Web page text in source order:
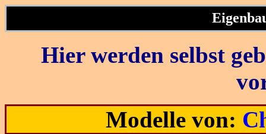
Hier werden selbst
Modelle von: